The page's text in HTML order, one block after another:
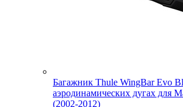
Багажник Thule WingBar Evo
аэродинамических дугах для
(2002-2012)